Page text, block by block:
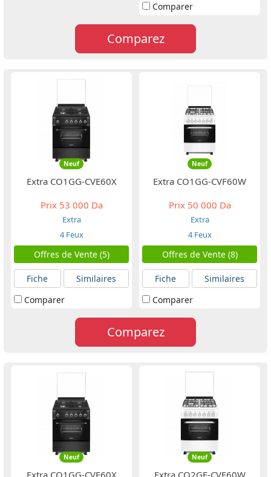
Comparer
Comparez
Neuf
Extra CO1GG-CVE60X
Prix53 000 Da
Extra
4 Feux
Offres de Vente (5)
Fiche
Similaires
Comparer
Neuf
Extra CO1GG-CVF60W
Prix50 000 Da
Extra
4 Feux
Offres de Vente (8)
Fiche
Similaires
Comparer
Comparez
Neuf
Extra CO1GG-CVE60X
Neuf
Extra CO2GE-CVF60W